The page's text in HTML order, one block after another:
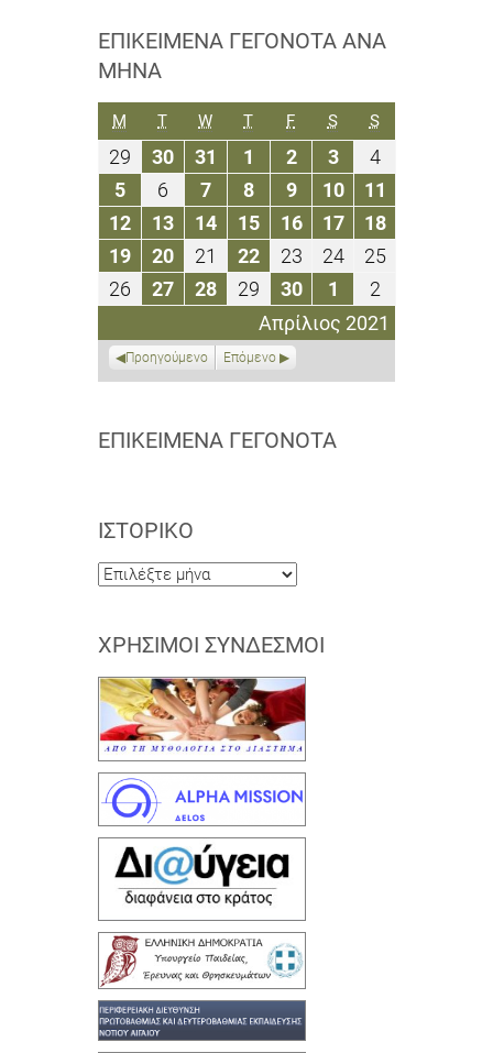
ΕΠΙΚΕΊΜΕΝΑ ΓΕΓΟΝΌΤΑ ΑΝΆ
ΜΉΝΑ
Απρίλιος 2021
M ΔΕΥΤΈΡΑ
TΤΡΊΤΗ
WΤΕΤΆΡΤΗ
TΠΈΜΠΤΗ
FΠΑΡΑΣΚΕΥΉ
SΣΆΒΒΑΤΟ
SΚΥΡΙΑΚΉ
29
Μαρτίου
2021
3030
Μαρτίου
2021
31
Μαρτίου
2021
1
Απριλίου
2021
22
Απριλίου
2021
33
Απριλίου
2021
44
Απριλίου
2021
55
Απριλίου
2021
6
Απριλίου
2021
77
Απριλίου
2021
88
Απριλίου
2021
99
Απριλίου
2021
1010
Απριλίου
2021
11
Απριλίου
2021
1212
Απριλίου
2021
1313
Απριλίου
2021
1414
Απριλίου
2021
1515
Απριλίου
2021
1616
Απριλίου
2021
1717
Απριλίου
2021
1818
Απριλίου
2021
1919
Απριλίου
2021
2020
Απριλίου
2021
21
Απριλίου
2021
2222
Απριλίου
2021
2323
Απριλίου
2021
2424
Απριλίου
2021
2525
2021
26
Απριλίου
2727
Απριλίου
2828
Απριλίου
2021
29
Απριλίου
2021
3030
Απριλίου
2021
1
Μαΐου
2021
22
Μαΐου
2021
Προηγούμενο Επόμενο
ΕΠΙΚΕΊΜΕΝΑ ΓΕΓΟΝΌΤΑ
ΙΣΤΟΡΙΚΌ
Ιστορικό
ΧΡΉΣΙΜΟΙ ΣΎΝΔΕΣΜΟΙ